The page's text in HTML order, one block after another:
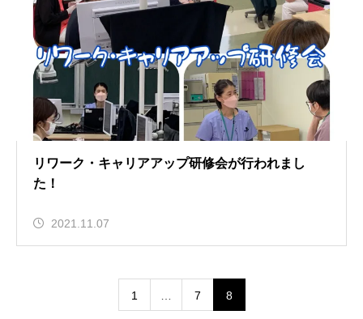
リワーク・キャリアアップ研修会が行われまし
た！
2021.11.07
1 7 8